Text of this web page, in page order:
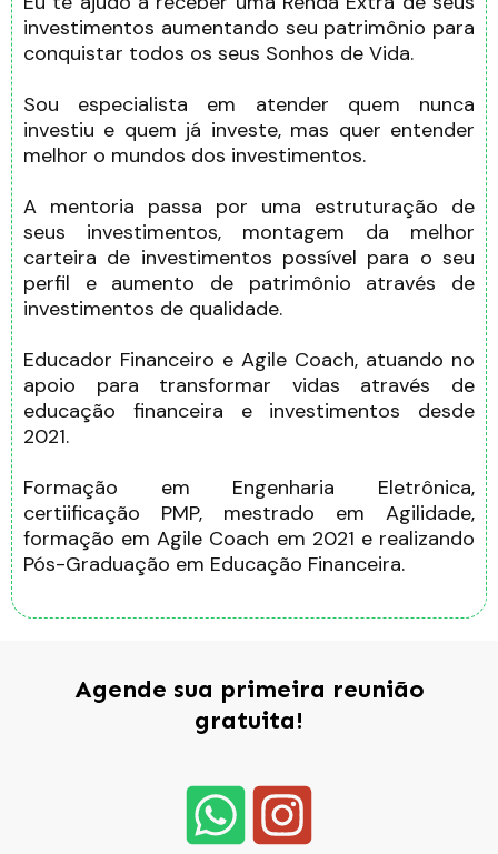
investimentos aumentando seu patrimônio para
conquistar todos os seus Sonhos de Vida.
Sou especialista em atender quem nunca
investiu e quem já investe, mas quer entender
melhor o mundos dos investimentos.
A mentoria passa por uma estruturação de
seus investimentos, montagem da melhor
carteira de investimentos possível para o seu
perfil e aumento de patrimônio através de
investimentos de qualidade.
Educador Financeiro e Agile Coach, atuando no
apoio para transformar vidas através de
educação financeira e investimentos desde
2021.
Formação em Engenharia Eletrônica,
certiificação PMP, mestrado em Agilidade,
formação em Agile Coach em 2021 e realizando
Pós-Graduação em Educação Financeira.
Agende sua primeira reunião
gratuita!